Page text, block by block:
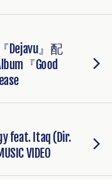
Dejavu』配
『Good
feat. Itaq (Dir.
VIDEO